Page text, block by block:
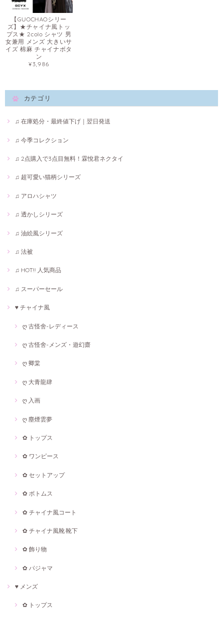
【GUOCHAOシリー
ズ】★チャイナ風トッ
プス★ 2colo シャツ 男
女兼用 メンズ 大きいサ
イズ 棉麻 チャイナボタ
ン
¥3,986
カテゴリ
♫ 在庫処分・最終値下げ｜翌日発送
♫ 今季コレクション
♫ 2点購入で3点目無料！霖悅君ネクタイ
♫ 超可愛い猫柄シリーズ
♫ アロハシャツ
♫ 透かしシリーズ
♫ 油絵風シリーズ
♫ 法被
♫ HOT!! 人気商品
♫ スーパーセール
♥ チャイナ風
ღ 古怪舍-レディース
ღ 古怪舍-メンズ・遊幻齋
ღ 卿棠
ღ 大青龍肆
ღ 入画
ღ 塵煙雲夢
✿ トップス
✿ ワンピース
✿ セットアップ
✿ ボトムス
✿ チャイナ風コート
✿ チャイナ風靴·靴下
✿ 飾り物
✿ パジャマ
♥ メンズ
✿ トップス